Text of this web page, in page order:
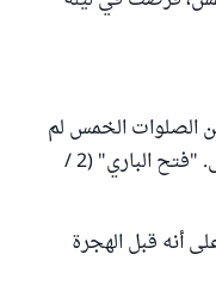
الصلوات الخمس لم
تفرض قبل الإسراء؛ بغير خلاف " انتهى. "فتح الباري" (2 /
أنه قبل الهجرة